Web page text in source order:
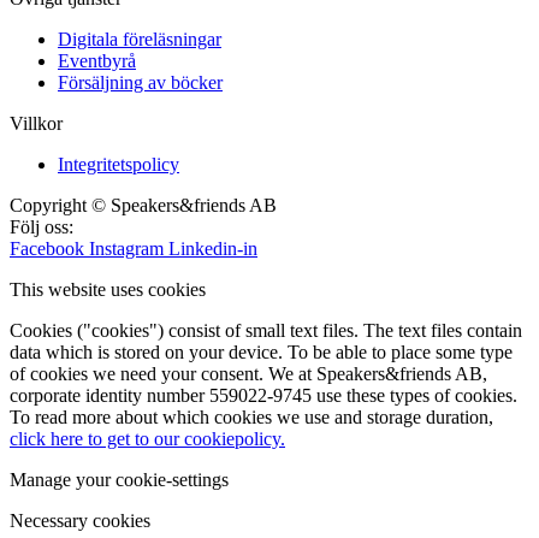
Digitala föreläsningar
Eventbyrå
Försäljning av böcker
Villkor
Integritetspolicy
Copyright © Speakers&friends AB
Följ oss:
Facebook Instagram Linkedin-in
This website uses cookies
Cookies ("cookies") consist of small text files. The text files contain
data which is stored on your device. To be able to place some type
of cookies we need your consent. We at Speakers&friends AB,
corporate identity number 559022-9745 use these types of cookies.
To read more about which cookies we use and storage duration,
click here to get to our cookiepolicy.
Manage your cookie-settings
Necessary cookies